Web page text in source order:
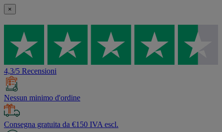
×
4,3/5 Recensioni
Nessun minimo d'ordine
Consegna gratuita da €150 IVA escl.